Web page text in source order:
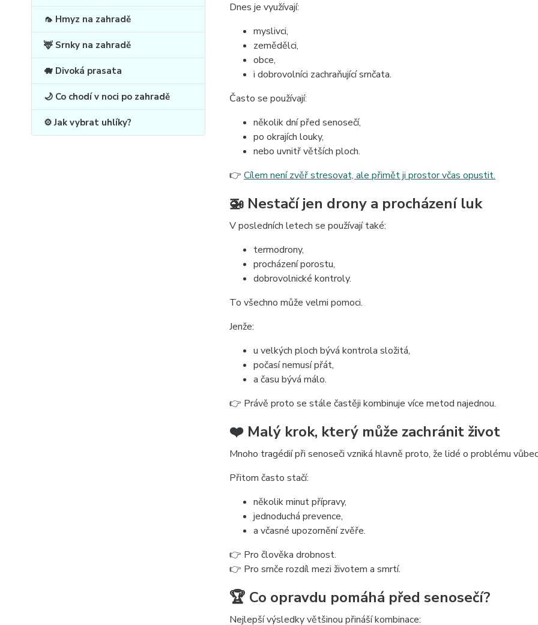
🦟 Hmyz na zahradě
🦌 Srnky na zahradě
🐗 Divoká prasata
🌙 Co chodí v noci po zahradě
⚙️ Jak vybrat uhlíky?
Dnes je využívají:
myslivci,
zemědělci,
obce,
i dobrovolníci zachraňující srnčata.
Často se používají:
několik dní před senosečí,
po okrajích louky,
nebo uvnitř větších ploch.
👉 Cílem není zvěř stresovat, ale přimět ji prostor včas opustit.
🚁 Nestačí jen drony a procházení luk
V posledních letech se používají také:
termodrony,
procházení porostu,
dobrovolnické kontroly.
To všechno může velmi pomoci.
Jenže:
u velkých ploch bývá kontrola složitá,
počasí nemusí přát,
a času bývá málo.
👉 Právě proto se stále častěji kombinuje více metod najednou.
❤️ Malý krok, který může zachránit život
Mnoho tragédií při senoseči vzniká hlavně proto, že lidé o problému
Přitom často stačí:
několik minut přípravy,
jednoduchá prevence,
a včasné upozornění zvěře.
👉 Pro člověka drobnost.
👉 Pro srnče rozdíl mezi životem a smrtí.
🏆 Co opravdu pomáhá před senosečí?
Nejlepší výsledky většinou přináší kombinace: